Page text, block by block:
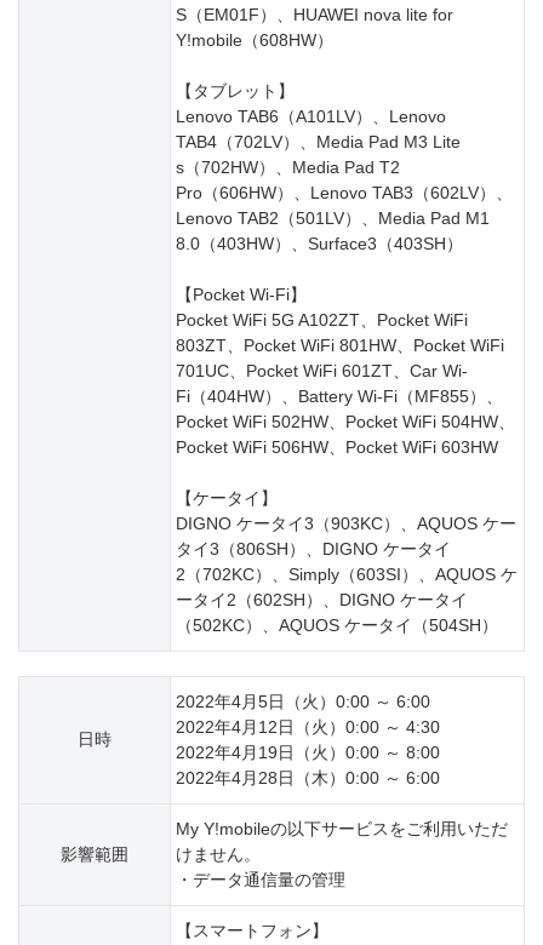
S（EM01F）、HUAWEI nova lite for
Y!mobile（608HW）
【タブレット】
Lenovo TAB6（A101LV）、Lenovo
TAB4（702LV）、Media Pad M3 Lite
s（702HW）、Media Pad T2
Pro（606HW）、Lenovo TAB3（602LV）、
Lenovo TAB2（501LV）、Media Pad M1
8.0（403HW）、Surface3（403SH）
【Pocket Wi-Fi】
Pocket WiFi 5G A102ZT、Pocket WiFi
803ZT、Pocket WiFi 801HW、Pocket WiFi
701UC、Pocket WiFi 601ZT、Car Wi-
Fi（404HW）、Battery Wi-Fi（MF855）、
Pocket WiFi 502HW、Pocket WiFi 504HW、
Pocket WiFi 506HW、Pocket WiFi 603HW
【ケータイ】
DIGNO ケータイ3（903KC）、AQUOS ケー
タイ3（806SH）、DIGNO ケータイ
2（702KC）、Simply（603SI）、AQUOS ケ
ータイ2（602SH）、DIGNO ケータイ
（502KC）、AQUOS ケータイ（504SH）
日時
2022年4月5日（火）0:00 ～ 6:00
2022年4月12日（火）0:00 ～ 4:30
2022年4月19日（火）0:00 ～ 8:00
2022年4月28日（木）0:00 ～ 6:00
影響範囲
My Y!mobileの以下サービスをご利用いただ
けません。
・データ通信量の管理
【スマートフォン】